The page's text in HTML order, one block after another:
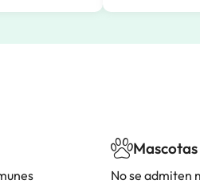
Mascotas
No se admiten